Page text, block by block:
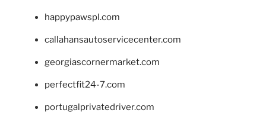
happypawspl.com
callahansautoservicecenter.com
georgiascornermarket.com
perfectfit24-7.com
portugalprivatedriver.com